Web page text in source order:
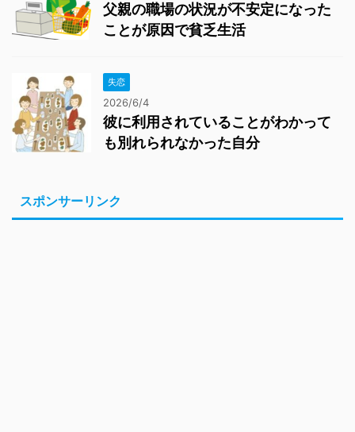
父親の職場の状況が不安定になった
ことが原因で貧乏生活
失恋
2026/6/4
彼に利用されていることがわかって
も別れられなかった自分
スポンサーリンク